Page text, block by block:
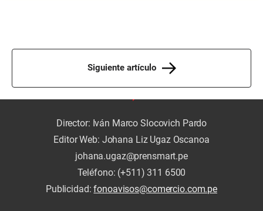
Siguiente artículo
Director: Iván Marco Slocovich Pardo
Editor Web: Johana Liz Ugaz Oscanoa
johana.ugaz@prensmart.pe
Teléfono: (+511) 311 6500
Publicidad:fonoavisos@comercio.com.pe